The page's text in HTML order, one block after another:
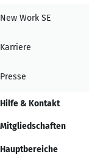
New Work SE
Karriere
Presse
Hilfe & Kontakt
Mitgliedschaften
Hauptbereiche